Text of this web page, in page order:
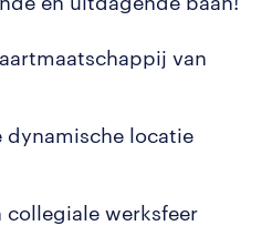
van
dynamische locatie
collegiale werksfeer